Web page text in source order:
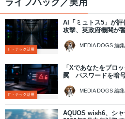
ライフハック／実用
IT・テック活用
AI「ミュトス5」が
攻撃、英政府機関が
MEDIA DOGS 編
IT・テック活用
「Xであなたをブロ
罠 パスワードを暗
MEDIA DOGS 編
AQUOS wish6、シ